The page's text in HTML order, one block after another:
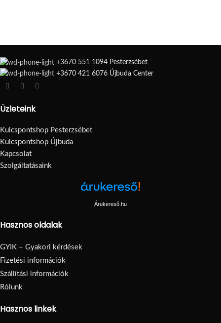
+3670 551 1094 Pesterzsébet
+3670 421 6076 Újbuda Center
Üzleteink
Kulcspontshop Pesterzsébet
Kulcspontshop Újbuda
Kapcsolat
Szolgáltatásaink
Árukereső.hu
Hasznos oldalak
GYIK – Gyakori kérdések
Fizetési információk
Szállítási információk
Rólunk
Hasznos linkek